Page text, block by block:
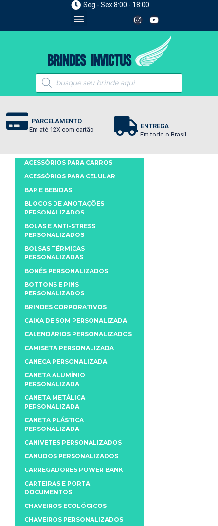
Seg - Sex 8:00 - 18:00
PARCELAMENTO
Em até 12X com cartão
ENTREGA
Em todo o Brasil
ACESSÓRIOS PARA CARROS
ACESSÓRIOS PARA CELULAR
BAR E BEBIDAS
BLOCOS DE ANOTAÇÕES
PERSONALIZADOS
BOLAS E ANTI-STRESS
PERSONALIZADOS
BOLSAS TÉRMICAS
PERSONALIZADAS
BONÉS PERSONALIZADOS
BOTTONS E PINS
PERSONALIZADOS
BRINDES CORPORATIVOS
CAIXA DE SOM PERSONALIZADA
CALENDÁRIOS PERSONALIZADOS
CAMISETA PERSONALIZADA
CANECA PERSONALIZADA
CANETA ALUMÍNIO
PERSONALIZADA
CANETA METÁLICA
PERSONALIZADA
CANETA PLÁSTICA
PERSONALIZADA
CANIVETES PERSONALIZADOS
CANUDOS PERSONALIZADOS
CARREGADORES POWER BANK
CARTEIRAS E PORTA
DOCUMENTOS
CHAVEIROS ECOLÓGICOS
CHAVEIROS PERSONALIZADOS